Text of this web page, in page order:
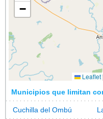
−
Leaflet
Municipios que limitan
Cuchilla del Ombú